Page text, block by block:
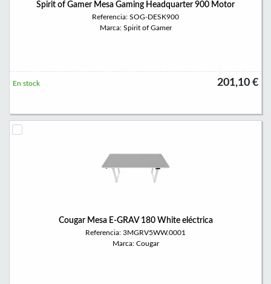
Spirit of Gamer Mesa Gaming Headquarter 900 Motor
Referencia: SOG-DESK900
Marca: Spirit of Gamer
201,10 €
En stock
Cougar Mesa E-GRAV 180 White eléctrica
Referencia: 3MGRV5WW.0001
Marca: Cougar